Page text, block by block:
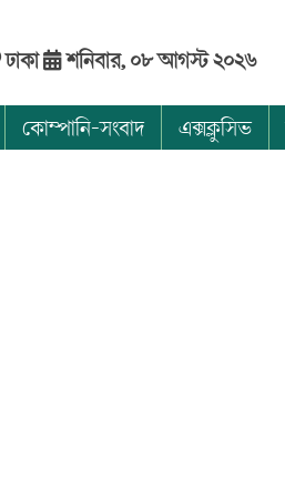
ঢাকা শনিবার, ০৮ আগস্ট ২০২৬
কোম্পানি-সংবাদ এক্সক্লুসিভ